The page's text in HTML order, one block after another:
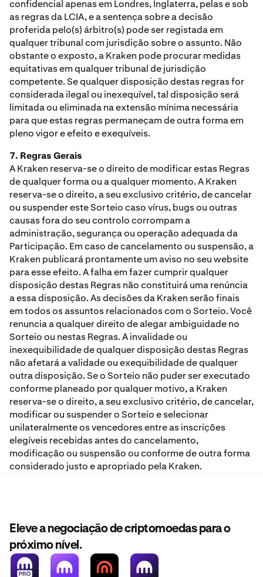
confidencial apenas em Londres, Inglaterra, pelas e sob
as regras da LCIA, e a sentença sobre a decisão
proferida pelo(s) árbitro(s) pode ser registada em
qualquer tribunal com jurisdição sobre o assunto. Não
obstante o exposto, a Kraken pode procurar medidas
equitativas em qualquer tribunal de jurisdição
competente. Se qualquer disposição destas regras for
considerada ilegal ou inexequível, tal disposição será
limitada ou eliminada na extensão mínima necessária
para que estas regras permaneçam de outra forma em
pleno vigor e efeito e exequíveis.
7. Regras Gerais
A Kraken reserva-se o direito de modificar estas Regras
de qualquer forma ou a qualquer momento. A Kraken
reserva-se o direito, a seu exclusivo critério, de cancelar
ou suspender este Sorteio caso vírus, bugs ou outras
causas fora do seu controlo corrompam a
administração, segurança ou operação adequada da
Participação. Em caso de cancelamento ou suspensão, a
Kraken publicará prontamente um aviso no seu website
para esse efeito. A falha em fazer cumprir qualquer
disposição destas Regras não constituirá uma renúncia
a essa disposição. As decisões da Kraken serão finais
em todos os assuntos relacionados com o Sorteio. Você
renuncia a qualquer direito de alegar ambiguidade no
Sorteio ou nestas Regras. A invalidade ou
inexequibilidade de qualquer disposição destas Regras
não afetará a validade ou exequibilidade de qualquer
outra disposição. Se o Sorteio não puder ser executado
conforme planeado por qualquer motivo, a Kraken
reserva-se o direito, a seu exclusivo critério, de cancelar,
modificar ou suspender o Sorteio e selecionar
unilateralmente os vencedores entre as inscrições
elegíveis recebidas antes do cancelamento,
modificação ou suspensão ou conforme de outra forma
considerado justo e apropriado pela Kraken.
Eleve a negociação de criptomoedas para o
próximo nível.